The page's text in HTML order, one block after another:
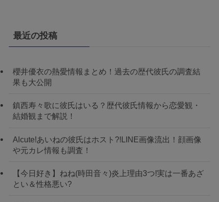
最近の投稿
櫻井優衣の熱愛情報まとめ！過去の歴代彼氏の調査結
果も大公開
鎮西寿々歌に彼氏はいる？歴代彼氏情報から恋愛観・
結婚観まで解説！
Alcute!あいねの彼氏はホスト?!LINE画像流出！顔画像
や元カレ情報も調査！
【今日好き】ねね(時田音々)炎上理由3つ!実は一番あざ
とい＆性格悪い?